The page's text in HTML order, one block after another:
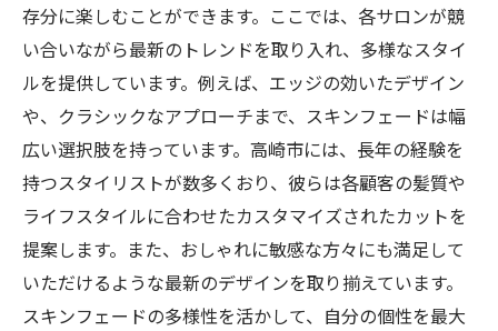
存分に楽しむことができます。ここでは、各サロンが競
い合いながら最新のトレンドを取り入れ、多様なスタイ
ルを提供しています。例えば、エッジの効いたデザイン
や、クラシックなアプローチまで、スキンフェードは幅
広い選択肢を持っています。高崎市には、長年の経験を
持つスタイリストが数多くおり、彼らは各顧客の髪質や
ライフスタイルに合わせたカスタマイズされたカットを
提案します。また、おしゃれに敏感な方々にも満足して
いただけるような最新のデザインを取り揃えています。
スキンフェードの多様性を活かして、自分の個性を最大